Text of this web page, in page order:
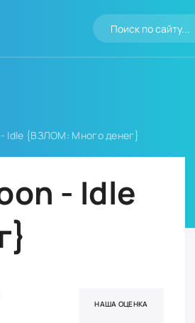
- Idle {ВЗЛОМ: Много денег}
- Idle
НАША ОЦЕНКА